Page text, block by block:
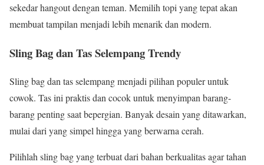
sekedar hangout dengan teman. Memilih topi yang tepat akan
membuat tampilan menjadi lebih menarik dan modern.
Sling Bag dan Tas Selempang Trendy
Sling bag dan tas selempang menjadi pilihan populer untuk
cowok. Tas ini praktis dan cocok untuk menyimpan barang-
barang penting saat bepergian. Banyak desain yang ditawarkan,
mulai dari yang simpel hingga yang berwarna cerah.
Pilihlah sling bag yang terbuat dari bahan berkualitas agar tahan